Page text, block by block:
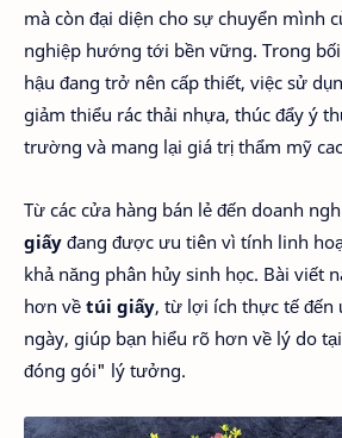
mà còn đại diện cho sự chuyển mình
nghiệp hướng tới bền vững. Trong
hậu đang trở nên cấp thiết, việc sử
giảm thiểu rác thải nhựa, thúc đẩy ý
trường và mang lại giá trị thẩm mỹ
Từ các cửa hàng bán lẻ đến doanh
giấy đang được ưu tiên vì tính linh
khả năng phân hủy sinh học. Bài viết
hơn về túi giấy, từ lợi ích thực tế đến
ngày, giúp bạn hiểu rõ hơn về lý do
đóng gói" lý tưởng.